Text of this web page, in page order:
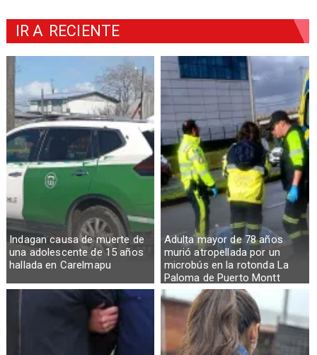
Indagan causa de muerte de
una adolescente de 15 años
hallada en Carelmapu
Adulta mayor de 78 años
murió atropellada por un
microbús en la rotonda La
Paloma de Puerto Montt
IR A RECIENTE